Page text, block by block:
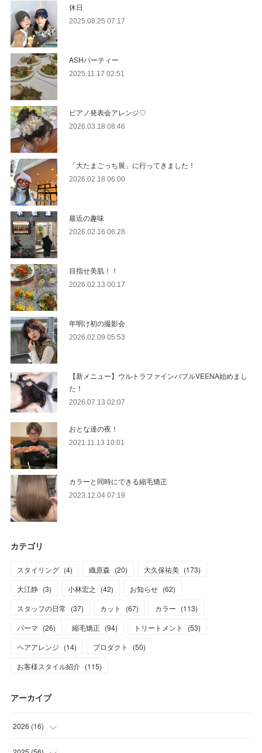
休日
2025.08.25 07:17
ASHパーティー
2025.11.17 02:51
ピアノ発表会アレンジ♡
2026.03.18 08:46
「大たまごっち展」に行ってきました！
2026.02.18 06:00
最近の趣味
2026.02.16 06:28
目指せ美肌！！
2026.02.13 00:17
年明け初の撮影会
2026.02.09 05:53
【新メニュー】ウルトラファインバブルVEENA始めまし
た！
2026.07.13 02:07
おとな達の夜！
2021.11.13 10:01
カラーと同時にできる縮毛矯正
2023.12.04 07:19
カテゴリ
スタイリング (4) 織原森 (20) 大久保祐美 (173)
大江静 (3) 小林宏之 (42) お知らせ (62)
スタッフの日常 (37) カット (67) カラー (113)
パーマ (26) 縮毛矯正 (94) トリートメント (53)
ヘアアレンジ (14) プロダクト (50)
お客様スタイル紹介 (115)
アーカイブ
2026 (16)
(1